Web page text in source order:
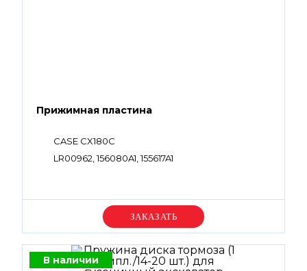
Прижимная пластина
CASE CX180C
LR00962, 156080A1, 155617A1
Уточняйте цену
В наличии